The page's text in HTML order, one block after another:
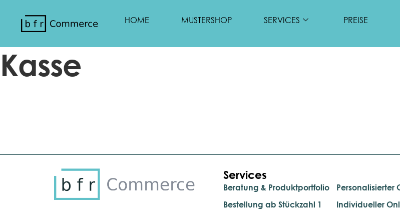
HOME MUSTERSHOP SERVICES PREISE
Kasse
Services
Beratung & Produktportfolio
Bestellung ab Stückzahl 1
Personalisierter
Individueller